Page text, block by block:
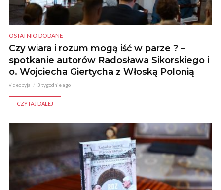
OSTATNIO DODANE
Czy wiara i rozum mogą iść w parze ? –
spotkanie autorów Radosława Sikorskiego i
o. Wojciecha Giertycha z Włoską Polonią
videopyja 3 tygodnie ago
CZYTAJ DALEJ